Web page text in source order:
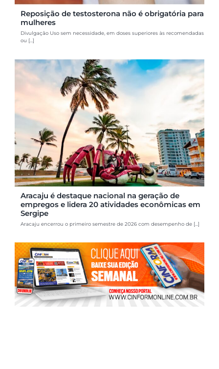
Reposição de testosterona não é obrigatória para
mulheres
Divulgação Uso sem necessidade, em doses superiores às recomendadas
ou [...]
Aracaju é destaque nacional na geração de
empregos e lidera 20 atividades econômicas em
Sergipe
Aracaju encerrou o primeiro semestre de 2026 com desempenho de [...]